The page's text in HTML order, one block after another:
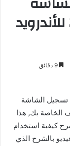
XRecorder مهكر 2024 للأندرويد
تسجيل الشاشة
الخاصة بك, هذا
كيفية استخدام
بالشرح الذي